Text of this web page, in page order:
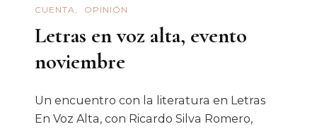
CUENTA OPINIÓN
Letras en voz alta, evento
noviembre
Un encuentro con la literatura en Letras
En Voz Alta, con Ricardo Silva Romero,